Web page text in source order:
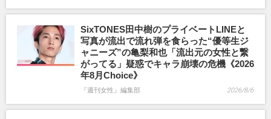
SixTONES田中樹のプライベートLINEと
写真が流出で流れ弾を食らった“優等生ジ
ャニーズ”の亀梨和也「流出元の女性と繋
がってる」疑惑でキャラ崩壊の危機《2026
年8月Choice》
『週刊女性』編集部 2026/8/6